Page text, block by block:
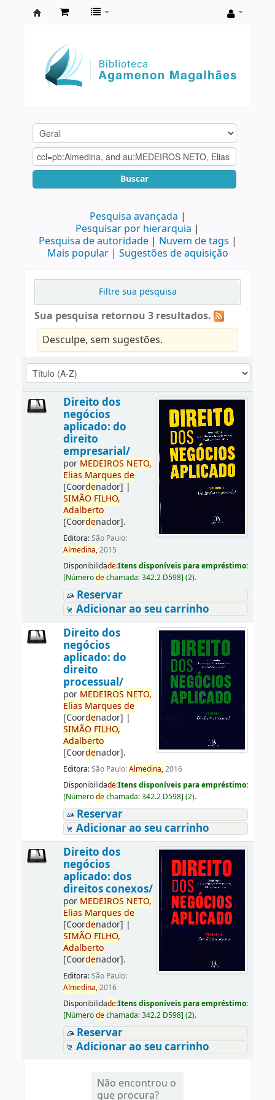
Agamenon
Magalhães
Buscar
Pesquisa avançada
Pesquisar por hierarquia
Pesquisa de autoridade
Nuvem de tags
Mais popular
Sugestões de aquisição
Filtre sua pesquisa
Sua pesquisa retornou 3 resultados.
Desculpe, sem sugestões.
Direito dos
negócios
aplicado: do
direito
empresarial/
por MEDEIROS NETO,
Elias Marques de
[Coordenador] |
SIMÃO FILHO,
Adalberto
[Coordenador].
Editora:São Paulo:
Almedina,2015
Disponibilidade:Itens disponíveis para empréstimo:
[Númerodechamada:342.2 D598] (2).
Reservar
Adicionar ao seu carrinho
Direito dos
negócios
aplicado: do
direito
processual/
por MEDEIROS NETO,
Elias Marques de
[Coordenador] |
SIMÃO FILHO,
Adalberto
[Coordenador].
Editora:São Paulo:Almedina,2016
Disponibilidade:Itens disponíveis para empréstimo:
[Númerodechamada:342.2 D598] (2).
Reservar
Adicionar ao seu carrinho
Direito dos
negócios
aplicado: dos
direitos conexos/
por MEDEIROS NETO,
Elias Marques de
[Coordenador] |
SIMÃO FILHO,
Adalberto
[Coordenador].
Editora:São Paulo:
Almedina,2016
Disponibilidade:Itens disponíveis para empréstimo:
[Númerodechamada:342.2 D598] (2).
Reservar
Adicionar ao seu carrinho
Não encontrou o
que procura?